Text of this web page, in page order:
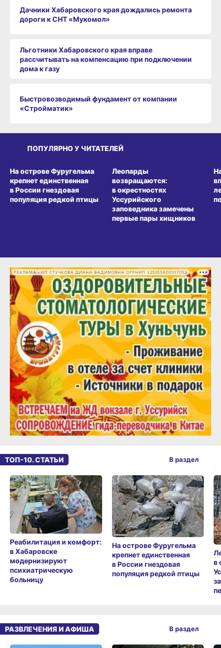
Дачники Хабаровского края дождались ремонта
дороги к СНТ «Мукомол»
Льготники Хабаровского края вправе
рассчитывать на компенсацию при подключении
дома к газу
Быстровозводимый фундамент от компании
«Стройматик»
ПОПУЛЯРНО У ЧИТАТЕЛЕЙ
На острове Фуругельма
крепнет единственная
в России гнездовая
популяция редкой птицы
Леопарды
возвращаются:
в окрестностях
Уссурийского
заповедника замечены
первые пары хищников
РЕКЛАМА • ИП СТУЧКОВА ДИАНА ВАДИМОВНА ОГРНИП 325253600107053
ТОП-10. СТАТЬИ
Реабилитация и комфорт:
в Хабаровске
модернизируют
психиатрическую
больницу
На острове Фуругельма
крепнет единственная
в России гнездовая
популяция редкой птицы
в
В раздел
РАЗВЛЕЧЕНИЯ И АФИША В раздел